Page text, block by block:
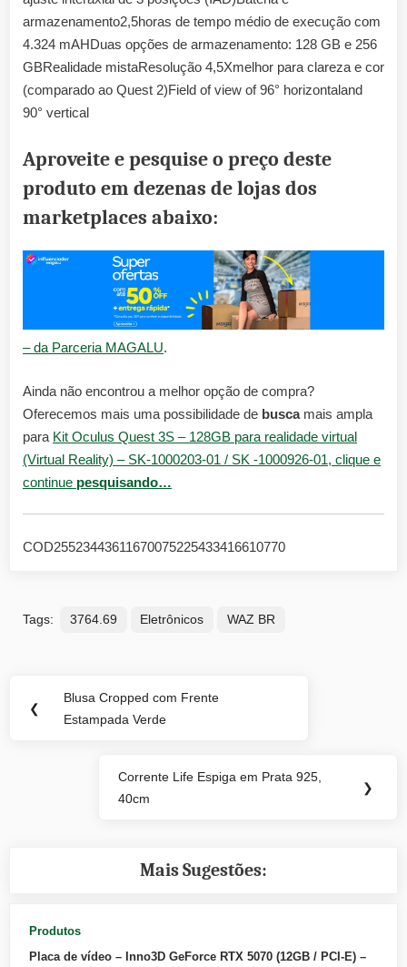
armazenamento2,5horas de tempo médio de execução com
4.324 mAHDuas opções de armazenamento: 128 GB e 256
GBRealidade mistaResolução 4,5Xmelhor para clareza e cor
(comparado ao Quest 2)Field of view of 96° horizontaland
90° vertical
Aproveite e pesquise o preço deste
produto em dezenas de lojas dos
marketplaces abaixo:
– da Parceria MAGALU.
Ainda não encontrou a melhor opção de compra?
Oferecemos mais uma possibilidade de buscamais ampla
para Kit Oculus Quest 3S – 128GB para realidade virtual
(Virtual Reality) – SK-1000203-01 / SK -1000926-01, clique e
continue pesquisando…
COD25523443611670075225433416610770
Tags: 3764.69 Eletrônicos WAZ BR
Navegação
de❮
Previous
Post:
Blusa Cropped com Frente
Estampada Verde
Next
Post:
Corrente Life Espiga em Prata 925,
40cm
❯
Mais Sugestões:
Produtos
Placa de vídeo – Inno3D GeForce RTX 5070 (12GB / PCI-E) –